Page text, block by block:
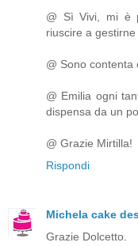
@ Sì Vivi, mi è
riuscire a
@ Sono contenta
@ Emilia ogni
dispensa da un
@ Grazie Mirtilla!
Rispondi
Michela cake
Grazie Dolcetto.